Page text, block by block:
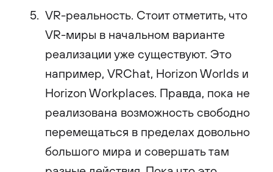
VR-реальность. Стоит отметить, что
VR-миры в начальном варианте
реализации уже существуют. Это
например, VRChat, Horizon Worlds и
Horizon Workplaces. Правда, пока не
реализована возможность свободно
перемещаться в пределах довольно
большого мира и совершать там